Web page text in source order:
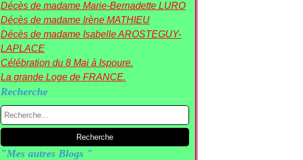
Décès de madame Marie-Bernadette LURO
Décès de madame Irène MATHIEU
Décès de madame Isabelle AROSTEGUY-
LAPLACE
Célébration du 8 Mai à Ispoure.
La grande Loge de FRANCE.
Recherche
"Mes autres Blogs "